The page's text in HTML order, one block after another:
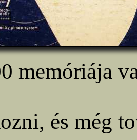
memóriája
és még